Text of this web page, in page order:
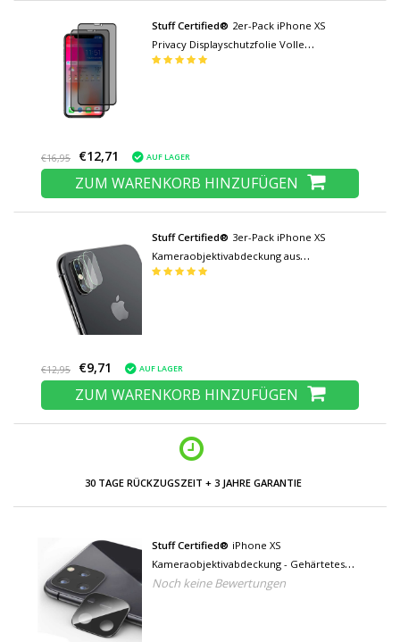
Stuff Certified® 2er-Pack iPhone XS
Privacy Displayschutzfolie Volle
Abdeckung - Gehärtete Glasfolie
€16,95 €12,71 AUF LAGER
ZUM WARENKORB HINZUFÜGEN
Stuff Certified® 3er-Pack iPhone XS
Kameraobjektivabdeckung aus
gehärtetem Glas - Stoßfeste Schutzhülle
€12,95 €9,71 AUF LAGER
ZUM WARENKORB HINZUFÜGEN
30 TAGE RÜCKZUGSZEIT + 3 JAHRE GARANTIE
Stuff Certified® iPhone XS
Kameraobjektivabdeckung - Gehärtetes
Glas und Metallring Schwarz
Noch keine Bewertungen